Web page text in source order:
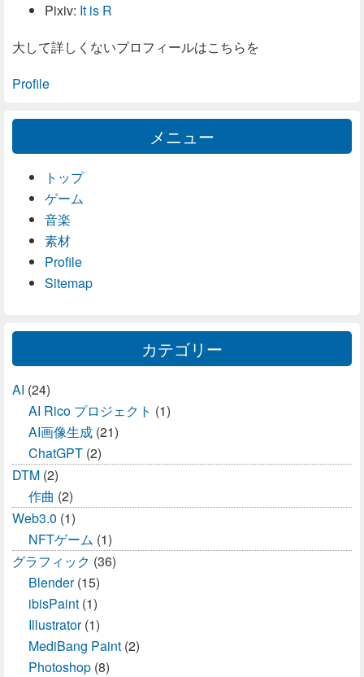
Pixiv: It is R
大して詳しくないプロフィールはこちらを
Profile
メニュー
トップ
ゲーム
音楽
素材
Profile
Sitemap
カテゴリー
AI (24)
AI Rico プロジェクト (1)
AI画像生成 (21)
ChatGPT (2)
DTM (2)
作曲 (2)
Web3.0 (1)
NFTゲーム (1)
グラフィック (36)
Blender(15)
ibisPaint (1)
Illustrator(1)
MediBang Paint (2)
Photoshop (8)